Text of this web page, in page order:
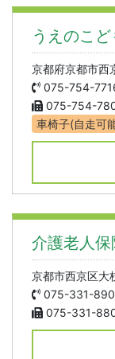
うえのこ
京都府京都市
075-754-
075-754-
車椅子(自走可
介護老人
京都市西京区
075-331-
075-331-